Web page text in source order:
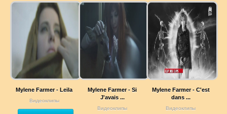
Mylene Farmer - Leila
Видеоклипы
Mylene Farmer - Si
J'avais ...
Видеоклипы
Mylene Farmer - C'est
dans ...
Видеоклипы